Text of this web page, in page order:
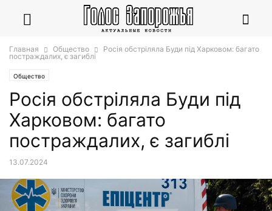
Главная Общество
Росія обстріляла Буди під Харковом: багато
постраждалих, є загиблі
Общество
Росія обстріляла Буди під
Харковом: багато
постраждалих, є загиблі
13.07.2024